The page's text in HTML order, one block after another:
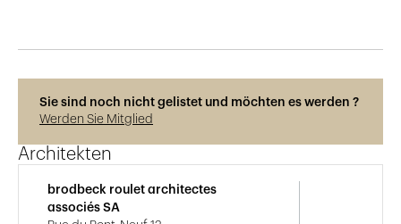
Sie sind noch nicht gelistet und möchten es werden ?
Werden Sie Mitglied
Architekten
brodbeck roulet architectes
associés SA